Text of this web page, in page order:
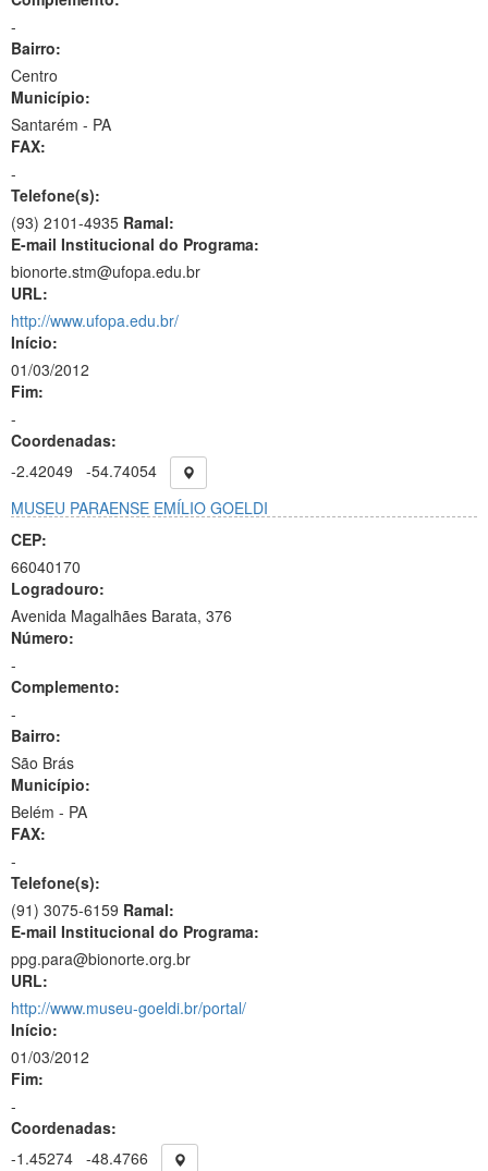
-
Bairro:
Centro
Município:
Santarém - PA
FAX:
-
Telefone(s):
(93) 2101-4935 Ramal:
E-mail Institucional do Programa:
bionorte.stm@ufopa.edu.br
URL:
http://www.ufopa.edu.br/
Início:
01/03/2012
Fim:
-
Coordenadas:
-2.42049
-54.74054
MUSEU PARAENSE EMÍLIO GOELDI
CEP:
66040170
Logradouro:
Avenida Magalhães Barata, 376
Número:
-
Complemento:
-
Bairro:
São Brás
Município:
Belém - PA
FAX:
-
Telefone(s):
(91) 3075-6159 Ramal:
E-mail Institucional do Programa:
ppg.para@bionorte.org.br
URL:
http://www.museu-goeldi.br/portal/
Início:
01/03/2012
Fim:
-
Coordenadas:
-1.45274 -48.4766